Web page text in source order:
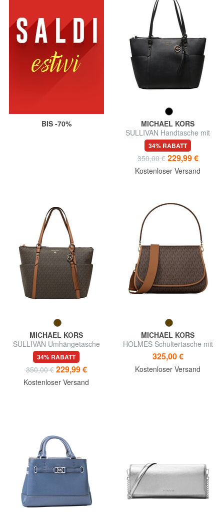
BIS -70%
MICHAEL KORS
SULLIVAN Handtasche mit
Schulterriemen
34% RABATT
350,00 € 229,99 €
Kostenloser Versand
MICHAEL KORS
SULLIVAN Umhängetasche
34% RABATT
350,00 € 229,99 €
Kostenloser Versand
MICHAEL KORS
HOLMES Schultertasche mit
Schultergurt
325,00 €
Kostenloser Versand